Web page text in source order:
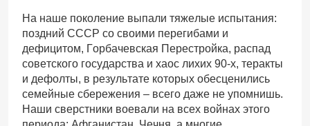
На наше поколение выпали тяжелые испытания:
поздний СССР со своими перегибами и
дефицитом, Горбачевская Перестройка, распад
советского государства и хаос лихих 90-х, теракты
и дефолты, в результате которых обесценились
семейные сбережения – всего даже не упомнишь.
Наши сверстники воевали на всех войнах этого